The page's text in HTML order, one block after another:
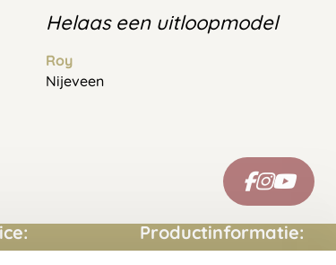
Helaas een uitloopmodel
Roy
Nijeveen
Productinformatie: